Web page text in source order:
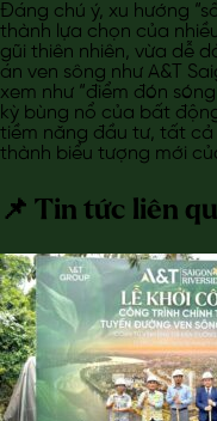
Đáng chú ý, xu hướng
thành lựa chọn của
gũi thiên nhiên, vừa dễ
án ven sông như A&T
xem như “điểm đón
kỳ bùng nổ của bất
tiềm năng đầu tư, tất
thành biểu tượng mới
📌 Tin tức liên